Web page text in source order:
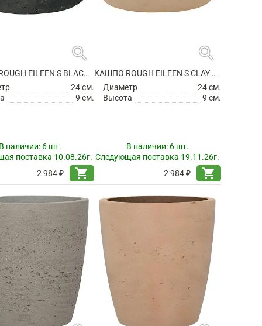
search
КАШПО ROUGH EILEEN S BLACK WASHED
24 см.
9 см.
наличии: 6 шт.
поставка 10.08.26г.
2 984 ₽
shopping_cart
search
КАШПО ROUGH EILEEN S CLAY WASHED
Диаметр
24 см.
Высота
9 см.
В наличии: 6 шт.
Следующая поставка 19.11.26г.
2 984 ₽
shopping_cart